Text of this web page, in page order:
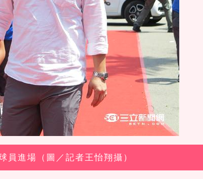
員進場（圖／記者王怡翔攝）